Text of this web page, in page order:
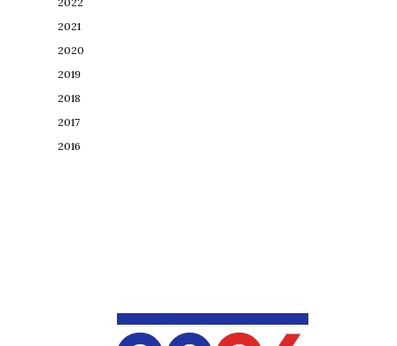
2021
2020
2019
2018
2017
2016